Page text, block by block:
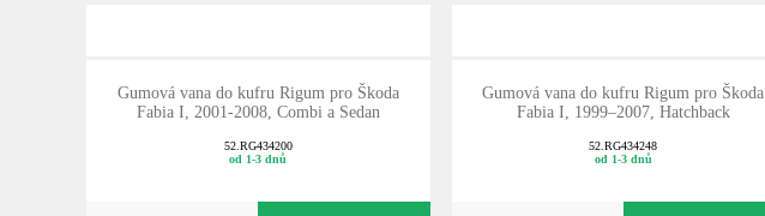
Gumová vana do kufru Rigum pro Škoda
Fabia I, 2001-2008, Combi a Sedan
52.RG434200
od 1-3 dnů
Gumová vana do kufru Rigum pro Škoda
Fabia I, 1999–2007, Hatchback
52.RG434248
od 1-3 dnů